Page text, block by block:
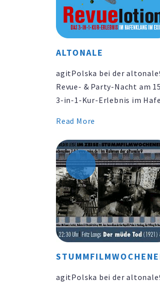
ALTONALE
agitPolska bei der
Revue- & Party-Nacht am
3-in-1-Kur-Erlebnis im
(polnischer Krautrock) &
Theater Patrz mi na Usta
Techno-/Elektroparty DJ´s:
Vitiello | s.t.u.l.l.e …
Read More
agitPolska bei der